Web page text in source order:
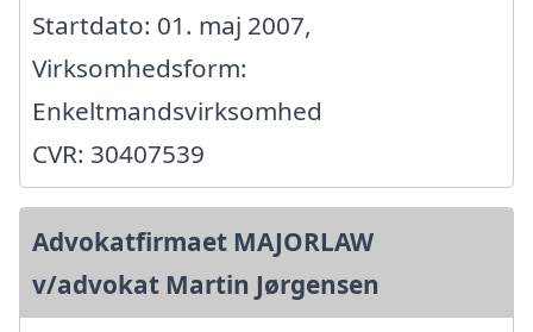
Startdato: 01. maj 2007,
Virksomhedsform:
Enkeltmandsvirksomhed
CVR: 30407539
Advokatfirmaet MAJORLAW
v/advokat Martin Jørgensen